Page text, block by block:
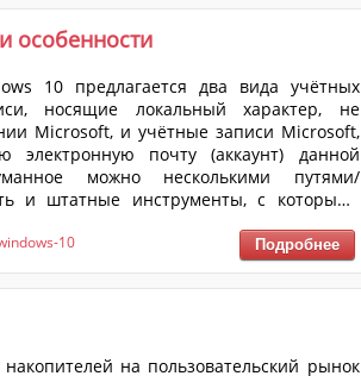
особенности
10 предлагается два вида учётных
носящие локальный характер, не
Microsoft, и учётные записи Microsoft,
электронную почту (аккаунт) данной
можно несколькими путями/
и штатные инструменты, с которыми
данного вопроса – это определиться
записи наиболее предпочтителен Вам.
10
на пользовательский рынок